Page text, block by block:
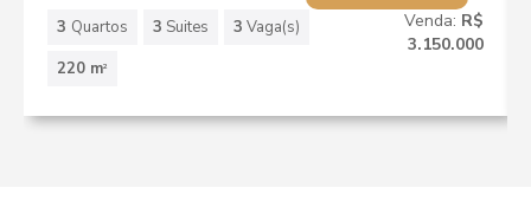
3 Quartos 3 Suites 3 Vaga(s)
220 m2
Venda: R$
3.150.000